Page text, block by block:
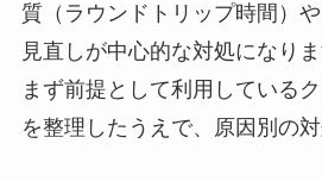
質（ラウンドトリップ時間）
見直しが中心的な対処になり
まず前提として利用している
を整理したうえで、原因別の対